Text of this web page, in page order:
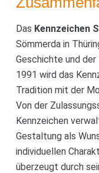
Das Kennzeichen
Sömmerda in
Geschichte und
1991 wird das
Tradition mit der
Von der
Kennzeichen
Gestaltung als
individuellen
überzeugt durch